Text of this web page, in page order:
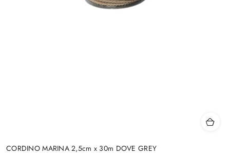
CORDINO MARINA 2,5cm x 30m DOVE GREY